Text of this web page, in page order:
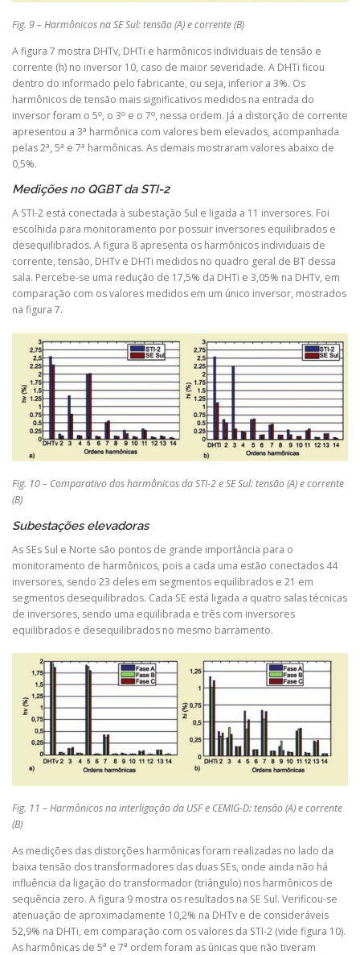
Fig. 9 – Harmônicos na SE Sul: tensão (A) e corrente (B)
A figura 7 mostra DHTv, DHTi e harmônicos individuais de tensão e
corrente (h) no inversor 10, caso de maior severidade. A DHTi ficou
dentro do informado pelo fabricante, ou seja, inferior a 3%. Os
harmônicos de tensão mais significativos medidos na entrada do
inversor foram o 5o, o 3o e o 7o, nessa ordem. Já a distorção de corrente
apresentou a 3a harmônica com valores bem elevados, acompanhada
pelas 2a, 5a e 7a harmônicas. As demais mostraram valores abaixo de
0,5%.
Medições no QGBT da STI-2
A STI-2 está conectada à subestação Sul e ligada a 11 inversores. Foi
escolhida para monitoramento por possuir inversores equilibrados e
desequilibrados. A figura 8 apresenta os harmônicos individuais de
corrente, tensão, DHTv e DHTi medidos no quadro geral de BT dessa
sala. Percebe-se uma redução de 17,5% da DHTi e 3,05% na DHTv, em
comparação com os valores medidos em um único inversor, mostrados
na figura 7.
Fig. 10 – Comparativo dos harmônicos da STI-2 e SE Sul: tensão (A) e corrente
(B)
Subestações elevadoras
As SEs Sul e Norte são pontos de grande importância para o
monitoramento de harmônicos, pois a cada uma estão conectados 44
inversores, sendo 23 deles em segmentos equilibrados e 21 em
segmentos desequilibrados. Cada SE está ligada a quatro salas técnicas
de inversores, sendo uma equilibrada e três com inversores
equilibrados e desequilibrados no mesmo barramento.
Fig. 11 – Harmônicos na interligação da USF e CEMIG-D: tensão (A) e corrente
(B)
As medições das distorções harmônicas foram realizadas no lado da
baixa tensão dos transformadores das duas SEs, onde ainda não há
influência da ligação do transformador (triângulo) nos harmônicos de
sequência zero. A figura 9 mostra os resultados na SE Sul. Verificou-se
atenuação de aproximadamente 10,2% na DHTv e de consideráveis
52,9% na DHTi, em comparação com os valores da STI-2 (vide figura 10).
As harmônicas de 5a e 7a ordem foram as únicas que não tiveram